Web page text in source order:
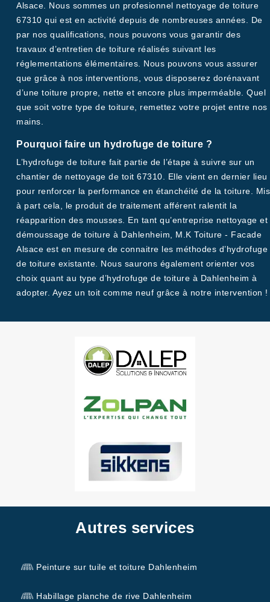
Alsace. Nous sommes un profesionnel nettoyage de toiture
67310 qui est en activité depuis de nombreuses années. De
par nos qualifications, nous pouvons vous garantir des
travaux d’entretien de toiture réalisés suivant les
réglementations élémentaires. Nous pouvons vous assurer
que grâce à nos interventions, vous disposerez dorénavant
d’une toiture propre, nette et encore plus imperméable. Quel
que soit votre type de toiture, remettez votre projet entre nos
mains.
Pourquoi faire un hydrofuge de toiture ?
L’hydrofuge de toiture fait partie de l’étape à suivre sur un
chantier de nettoyage de toit 67310. Elle vient en dernier lieu
pour renforcer la performance en étanchéité de la toiture. Mis
à part cela, le produit de traitement afférent ralentit la
réapparition des mousses. En tant qu’entreprise nettoyage et
démoussage de toiture à Dahlenheim, M.K Toiture - Facade
Alsace est en mesure de connaitre les méthodes d’hydrofuge
de toiture existante. Nous saurons également orienter vos
choix quant au type d’hydrofuge de toiture à Dahlenheim à
adopter. Ayez un toit comme neuf grâce à notre intervention !
Autres services
Peinture sur tuile et toiture Dahlenheim
Habillage planche de rive Dahlenheim